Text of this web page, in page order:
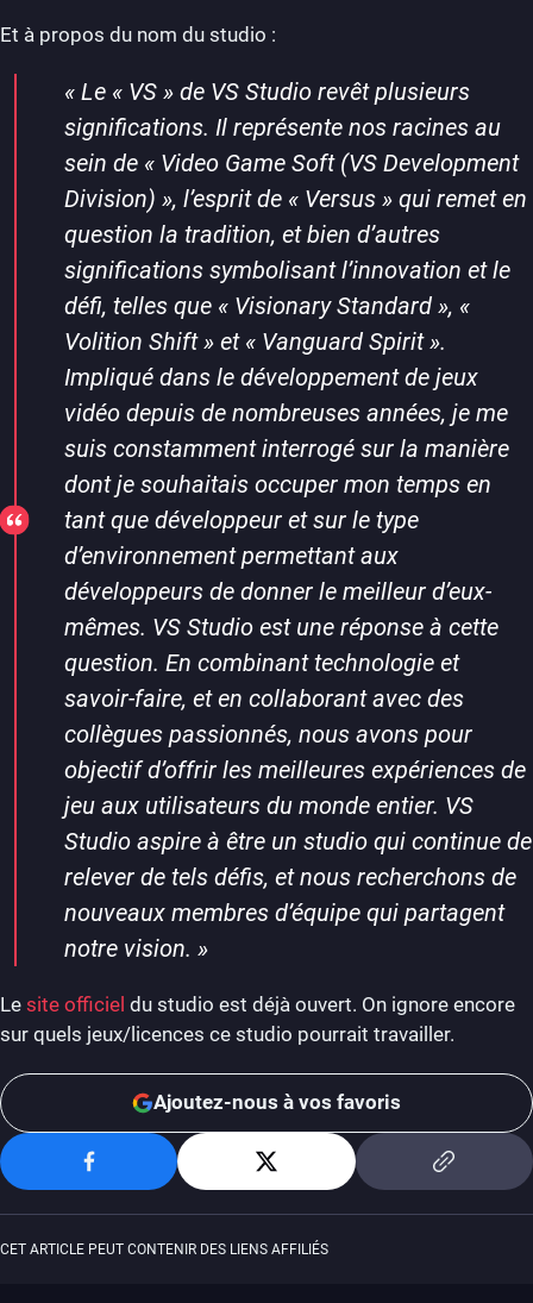
Et à propos du nom du studio :
«Le « VS » de VS Studio revêt plusieurs
significations. Il représente nos racines au
sein de « Video Game Soft (VS Development
Division) », l’esprit de « Versus » qui remet en
question la tradition, et bien d’autres
significations symbolisant l’innovation et le
défi, telles que « Visionary Standard », «
Volition Shift » et « Vanguard Spirit ».
Impliqué dans le développement de jeux
vidéo depuis de nombreuses années, je me
suis constamment interrogé sur la manière
dont je souhaitais occuper mon temps en
tant que développeur et sur le type
d’environnement permettant aux
développeurs de donner le meilleur d’eux-
mêmes. VS Studio est une réponse à cette
question. En combinant technologie et
savoir-faire, et en collaborant avec des
collègues passionnés, nous avons pour
objectif d’offrir les meilleures expériences de
jeu aux utilisateurs du monde entier. VS
Studio aspire à être un studio qui continue de
relever de tels défis, et nous recherchons de
nouveaux membres d’équipe qui partagent
notre vision. »
Le site officiel du studio est déjà ouvert. On ignore encore
sur quels jeux/licences ce studio pourrait travailler.
Ajoutez-nous à vos favoris
CET ARTICLE PEUT CONTENIR DES LIENS AFFILIÉS